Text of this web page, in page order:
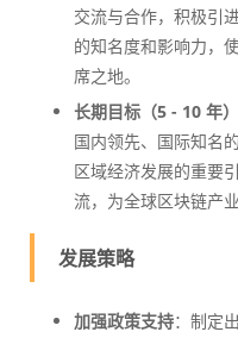
交流与合作，积极引
的知名度和影响力，
席之地。
长期目标（5 - 10 年）
国内领先、国际知名
区域经济发展的重要
流，为全球区块链产
发展策略
加强政策支持：制定